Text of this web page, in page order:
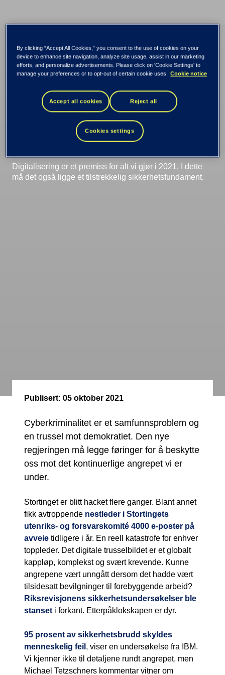
Digitale angrep
skjer nå: Hvem skal
beskytte oss,
Jonas?
Digitalisering er et premiss for alt vi gjør i 2021. I dette
må det også ligge et tilstrekkelig sikkerhetsfundament.
Publisert: 05 oktober 2021
Cyberkriminalitet er et samfunnsproblem og
en trussel mot demokratiet. Den nye
regjeringen må legge føringer for å beskytte
oss mot det kontinuerlige angrepet vi er
under.
Stortinget er blitt hacket flere ganger. Blant annet
fikk avtroppende nestleder i Stortingets
utenriks- og forsvarskomité 4000 e-poster på
avveie tidligere i år. En reell katastrofe for enhver
toppleder. Det digitale trusselbildet er et globalt
kappløp, komplekst og svært krevende. Kunne
angrepene vært unngått dersom det hadde vært
tilsidesatt bevilgninger til forebyggende arbeid?
Riksrevisjonens sikkerhetsundersøkelser ble
stanset i forkant. Etterpåklokskapen er dyr.
95 prosent av sikkerhetsbrudd skyldes
menneskelig feil , viser en undersøkelse fra IBM.
Vi kjenner ikke til detaljene rundt angrepet, men
Michael Tetzschners kommentar vitner om
By clicking “Accept All Cookies,” you consent to the use of cookies on your
device to enhance site navigation, analyze site usage, assist in our marketing
efforts, and personalize advertisements. Please click on 'Cookie Settings' to
manage your preferences or to opt-out of certain cookie uses. Cookie notice
Accept all cookies Reject all
Cookies settings